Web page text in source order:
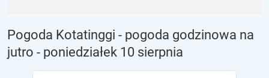
Pogoda Kotatinggi - pogoda godzinowa na
jutro - poniedziałek 10 sierpnia